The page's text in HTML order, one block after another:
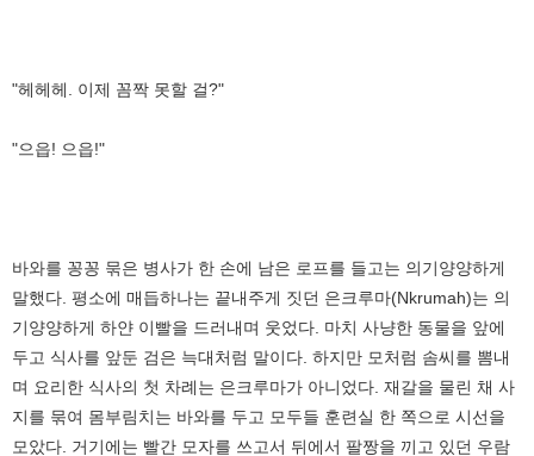
"헤헤헤. 이제 꼼짝 못할 걸?"
"으읍! 으읍!"
바와를 꽁꽁 묶은 병사가 한 손에 남은 로프를 들고는 의기양양하게
말했다. 평소에 매듭하나는 끝내주게 짓던 은크루마(Nkrumah)는 의
기양양하게 하얀 이빨을 드러내며 웃었다. 마치 사냥한 동물을 앞에
두고 식사를 앞둔 검은 늑대처럼 말이다. 하지만 모처럼 솜씨를 뽐내
며 요리한 식사의 첫 차례는 은크루마가 아니었다. 재갈을 물린 채 사
지를 묶여 몸부림치는 바와를 두고 모두들 훈련실 한 쪽으로 시선을
모았다. 거기에는 빨간 모자를 쓰고서 뒤에서 팔짱을 끼고 있던 우람